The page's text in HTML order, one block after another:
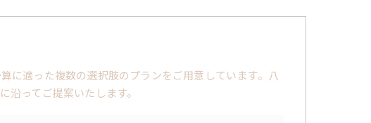
に適った複数の選択肢のプランをご用意しています。八
ってご提案いたします。